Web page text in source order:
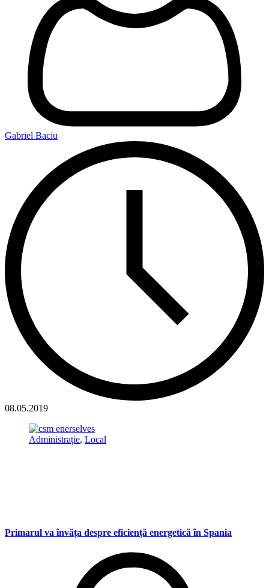
Gabriel Baciu
08.05.2019
Administrație, Local
Primarul va învăța despre eficiență energetică în Spania